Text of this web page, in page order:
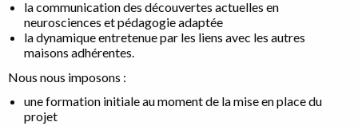
la communication des découvertes actuelles en
neurosciences et pédagogie adaptée
la dynamique entretenue par les liens avec les autres
maisons adhérentes.
Nous nous imposons :
une formation initiale au moment de la mise en place du
projet